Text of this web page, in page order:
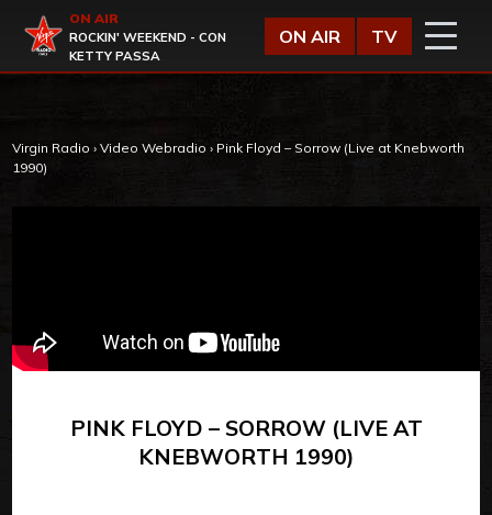
Virgin Radio
ON AIR
ROCKIN' WEEKEND - CON
KETTY PASSA
ON AIR TV
Virgin Radio › Video Webradio › Pink Floyd – Sorrow (Live at Knebworth
1990)
PINK FLOYD – SORROW (LIVE AT
KNEBWORTH 1990)